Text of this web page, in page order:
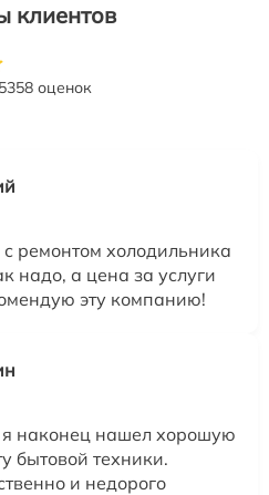
клиентов
5358 оценок
ремонтом холодильника
надо, а цена за услуги
эту компанию!
я наконец нашел хорошую
бытовой техники.
и недорого